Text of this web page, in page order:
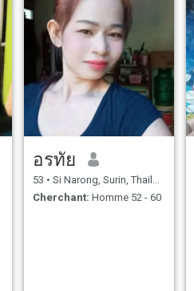
อรทัย
53 • Si Narong, Surin, Thailande
Cherchant: Homme 52 - 60